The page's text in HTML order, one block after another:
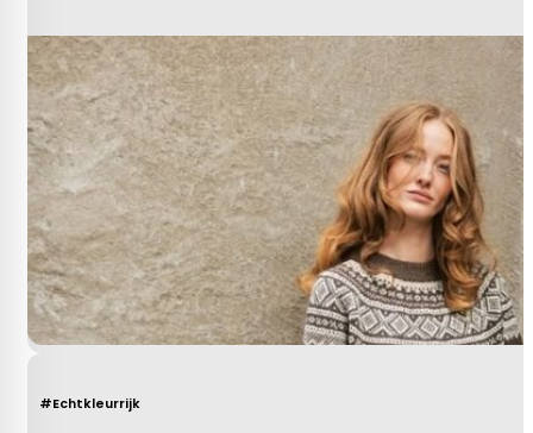
#Echtkleurrijk